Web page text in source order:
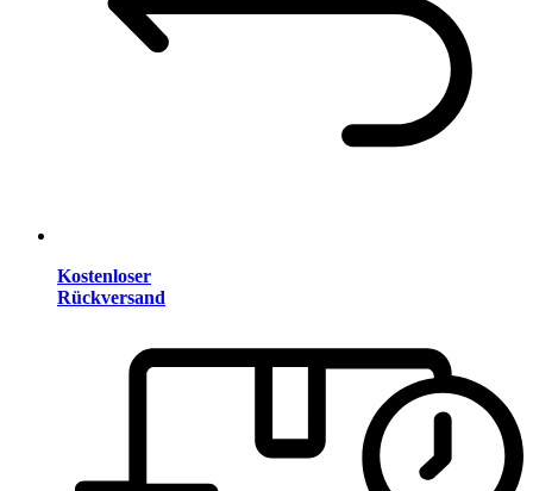
Kostenloser
Rückversand